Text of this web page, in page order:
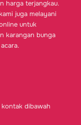
harga terjangkau.
juga melayani
untuk
karangan bunga
kontak dibawah